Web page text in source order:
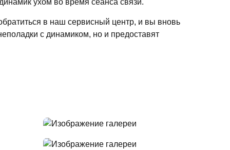
ухом во время сеанса связи.
в наш сервисный центр, и вы вновь
с динамиком, но и предоставят